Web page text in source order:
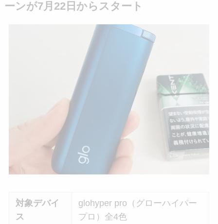
ーンが7月22日からスタート
対象デバイ
ス
glohyper pro（グローハイパー
プロ）全4色